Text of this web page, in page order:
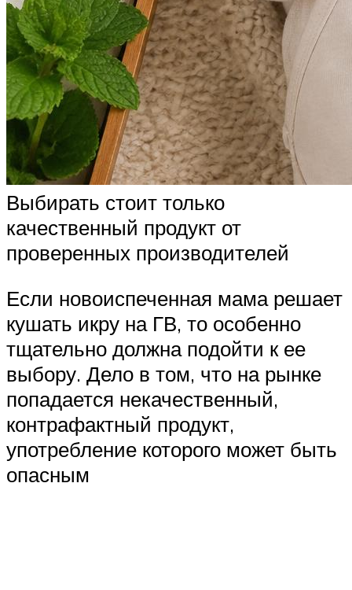
Выбирать стоит только
качественный продукт от
проверенных производителей
Если новоиспеченная мама решает
кушать икру на ГВ, то особенно
тщательно должна подойти к ее
выбору. Дело в том, что на рынке
попадается некачественный,
контрафактный продукт,
употребление которого может быть
опасным